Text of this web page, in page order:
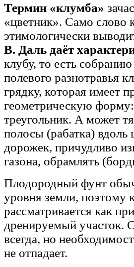
Термин «клумба»
«цветник». Само слово
этимологически
В. Даль даёт
клубу, то есть
полевого разнотравья
грядку, которая имеет
геометрическую
треугольник. А может
полосы (рабатка)
дорожек, причудливо
газона, обрамлять
Плодородный фунт
уровня земли, поэтому
рассматривается как
дренируемый участок.
всегда, но
не отпадает.